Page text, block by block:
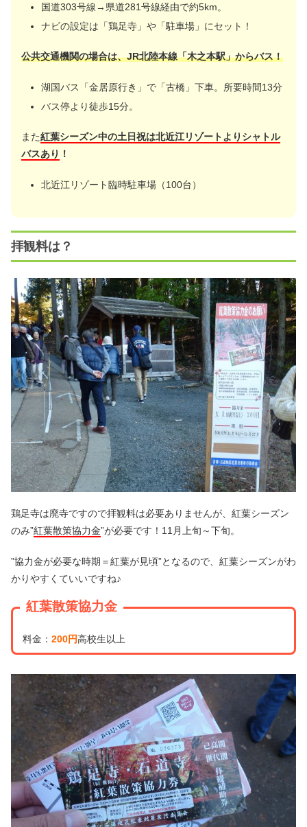
国道303号線→県道281号線経由で約5km。
ナビの設定は「鶏足寺」や「駐車場」にセット！
公共交通機関の場合は、JR北陸本線「木之本駅」からバス！
湖国バス「金居原行き」で「古橋」下車。所要時間13分
バス停より徒歩15分。
また紅葉シーズン中の土日祝は北近江リゾートよりシャトル
バスあり ！
北近江リゾート臨時駐車場（100台）
拝観料は？
鶏足寺は廃寺ですので拝観料は必要ありませんが、紅葉シーズン
のみ”紅葉散策協力金”が必要です！11月上旬～下旬。
”協力金が必要な時期＝紅葉が見頃”となるので、紅葉シーズンがわ
かりやすくていいですね♪
紅葉散策協力金
料金： 200円高校生以上